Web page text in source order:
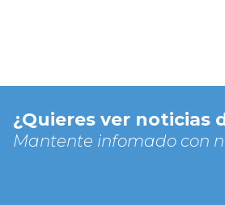
¿Quieres ver noticias
Mantente infomado con